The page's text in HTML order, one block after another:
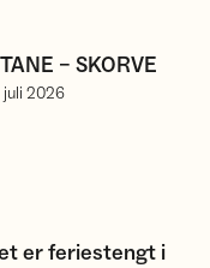
juli 2026
– SKORVE
er feriestengt i